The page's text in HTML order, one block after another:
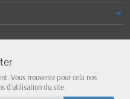
Vous trouverez pour cela nos
d'utilisation du site.